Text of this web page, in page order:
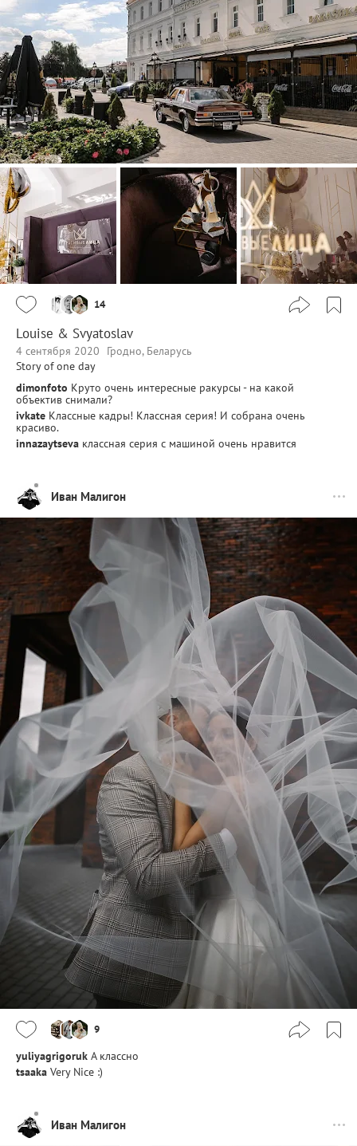
14
Louise & Svyatoslav
4 сентября 2020
Гродно, Беларусь
Story of one day
dimonfoto Круто очень интересные ракурсы - на какой
объектив снимали?
ivkate Классные кадры! Классная серия! И собрана очень
красиво.
innazaytseva классная серия с машиной очень нравится
Иван Малигон
9
yuliyagrigoruk А классно
tsaaka Very Nice :)
Иван Малигон